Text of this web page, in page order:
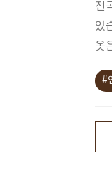
전
있
옷
#